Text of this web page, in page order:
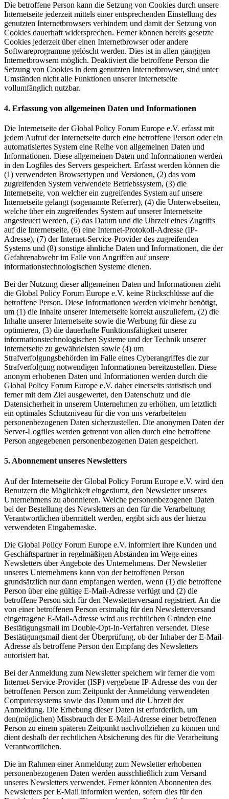
Die betroffene Person kann die Setzung von Cookies durch unsere
Internetseite jederzeit mittels einer entsprechenden Einstellung des
genutzten Internetbrowsers verhindern und damit der Setzung von
Cookies dauerhaft widersprechen. Ferner können bereits gesetzte
Cookies jederzeit über einen Internetbrowser oder andere
Softwareprogramme gelöscht werden. Dies ist in allen gängigen
Internetbrowsern möglich. Deaktiviert die betroffene Person die
Setzung von Cookies in dem genutzten Internetbrowser, sind unter
Umständen nicht alle Funktionen unserer Internetseite
vollumfänglich nutzbar.
4. Erfassung von allgemeinen Daten und Informationen
Die Internetseite der Global Policy Forum Europe e.V. erfasst mit
jedem Aufruf der Internetseite durch eine betroffene Person oder ein
automatisiertes System eine Reihe von allgemeinen Daten und
Informationen. Diese allgemeinen Daten und Informationen werden
in den Logfiles des Servers gespeichert. Erfasst werden können die
(1) verwendeten Browsertypen und Versionen, (2) das vom
zugreifenden System verwendete Betriebssystem, (3) die
Internetseite, von welcher ein zugreifendes System auf unsere
Internetseite gelangt (sogenannte Referrer), (4) die Unterwebseiten,
welche über ein zugreifendes System auf unserer Internetseite
angesteuert werden, (5) das Datum und die Uhrzeit eines Zugriffs
auf die Internetseite, (6) eine Internet-Protokoll-Adresse (IP-
Adresse), (7) der Internet-Service-Provider des zugreifenden
Systems und (8) sonstige ähnliche Daten und Informationen, die der
Gefahrenabwehr im Falle von Angriffen auf unsere
informationstechnologischen Systeme dienen.
Bei der Nutzung dieser allgemeinen Daten und Informationen zieht
die Global Policy Forum Europe e.V. keine Rückschlüsse auf die
betroffene Person. Diese Informationen werden vielmehr benötigt,
um (1) die Inhalte unserer Internetseite korrekt auszuliefern, (2) die
Inhalte unserer Internetseite sowie die Werbung für diese zu
optimieren, (3) die dauerhafte Funktionsfähigkeit unserer
informationstechnologischen Systeme und der Technik unserer
Internetseite zu gewährleisten sowie (4) um
Strafverfolgungsbehörden im Falle eines Cyberangriffes die zur
Strafverfolgung notwendigen Informationen bereitzustellen. Diese
anonym erhobenen Daten und Informationen werden durch die
Global Policy Forum Europe e.V. daher einerseits statistisch und
ferner mit dem Ziel ausgewertet, den Datenschutz und die
Datensicherheit in unserem Unternehmen zu erhöhen, um letztlich
ein optimales Schutzniveau für die von uns verarbeiteten
personenbezogenen Daten sicherzustellen. Die anonymen Daten der
Server-Logfiles werden getrennt von allen durch eine betroffene
Person angegebenen personenbezogenen Daten gespeichert.
5. Abonnement unseres Newsletters
Auf der Internetseite der Global Policy Forum Europe e.V. wird den
Benutzern die Möglichkeit eingeräumt, den Newsletter unseres
Unternehmens zu abonnieren. Welche personenbezogenen Daten
bei der Bestellung des Newsletters an den für die Verarbeitung
Verantwortlichen übermittelt werden, ergibt sich aus der hierzu
verwendeten Eingabemaske.
Die Global Policy Forum Europe e.V. informiert ihre Kunden und
Geschäftspartner in regelmäßigen Abständen im Wege eines
Newsletters über Angebote des Unternehmens. Der Newsletter
unseres Unternehmens kann von der betroffenen Person
grundsätzlich nur dann empfangen werden, wenn (1) die betroffene
Person über eine gültige E-Mail-Adresse verfügt und (2) die
betroffene Person sich für den Newsletterversand registriert. An die
von einer betroffenen Person erstmalig für den Newsletterversand
eingetragene E-Mail-Adresse wird aus rechtlichen Gründen eine
Bestätigungsmail im Double-Opt-In-Verfahren versendet. Diese
Bestätigungsmail dient der Überprüfung, ob der Inhaber der E-Mail-
Adresse als betroffene Person den Empfang des Newsletters
autorisiert hat.
Bei der Anmeldung zum Newsletter speichern wir ferner die vom
Internet-Service-Provider (ISP) vergebene IP-Adresse des von der
betroffenen Person zum Zeitpunkt der Anmeldung verwendeten
Computersystems sowie das Datum und die Uhrzeit der
Anmeldung. Die Erhebung dieser Daten ist erforderlich, um
den(möglichen) Missbrauch der E-Mail-Adresse einer betroffenen
Person zu einem späteren Zeitpunkt nachvollziehen zu können und
dient deshalb der rechtlichen Absicherung des für die Verarbeitung
Verantwortlichen.
Die im Rahmen einer Anmeldung zum Newsletter erhobenen
personenbezogenen Daten werden ausschließlich zum Versand
unseres Newsletters verwendet. Ferner könnten Abonnenten des
Newsletters per E-Mail informiert werden, sofern dies für den